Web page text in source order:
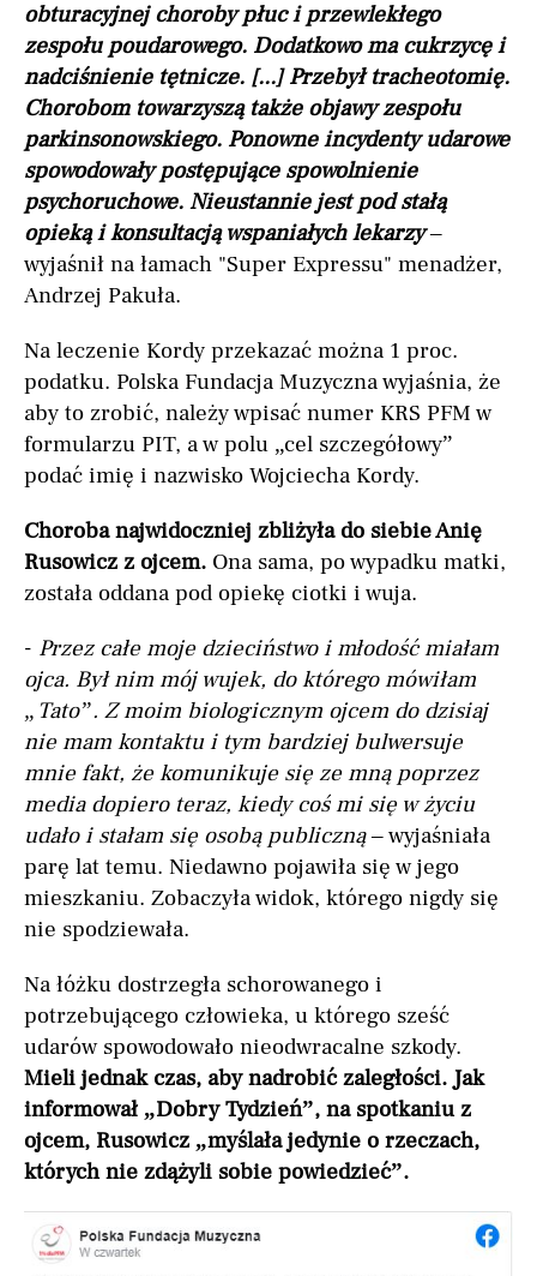
obturacyjnej choroby płuc i przewlekłego
zespołu poudarowego. Dodatkowo ma cukrzycę i
nadciśnienie tętnicze. [...] Przebył tracheotomię.
Chorobom towarzyszą także objawy zespołu
parkinsonowskiego. Ponowne incydenty udarowe
spowodowały postępujące spowolnienie
psychoruchowe. Nieustannie jest pod stałą
opieką i konsultacją wspaniałych lekarzy–
wyjaśnił na łamach "Super Expressu" menadżer,
Andrzej Pakuła.
Na leczenie Kordy przekazać można 1 proc.
podatku. Polska Fundacja Muzyczna wyjaśnia, że
aby to zrobić, należy wpisać numer KRS PFM w
formularzu PIT, a w polu „cel szczegółowy”
podać imię i nazwisko Wojciecha Kordy.
Choroba najwidoczniej zbliżyła do siebie Anię
Rusowicz z ojcem. Ona sama, po wypadku matki,
została oddana pod opiekę ciotki i wuja.
- Przez całe moje dzieciństwo i młodość miałam
ojca. Był nim mój wujek, do którego mówiłam
„Tato”. Z moim biologicznym ojcem do dzisiaj
nie mam kontaktu i tym bardziej bulwersuje
mnie fakt, że komunikuje się ze mną poprzez
media dopiero teraz, kiedy coś mi się w życiu
udało i stałam się osobą publiczną– wyjaśniała
parę lat temu. Niedawno pojawiła się w jego
mieszkaniu. Zobaczyła widok, którego nigdy się
nie spodziewała.
Na łóżku dostrzegła schorowanego i
potrzebującego człowieka, u którego sześć
udarów spowodowało nieodwracalne szkody.
Mieli jednak czas, aby nadrobić zaległości. Jak
informował „Dobry Tydzień”, na spotkaniu z
ojcem, Rusowicz „myślała jedynie o rzeczach,
których nie zdążyli sobie powiedzieć”.